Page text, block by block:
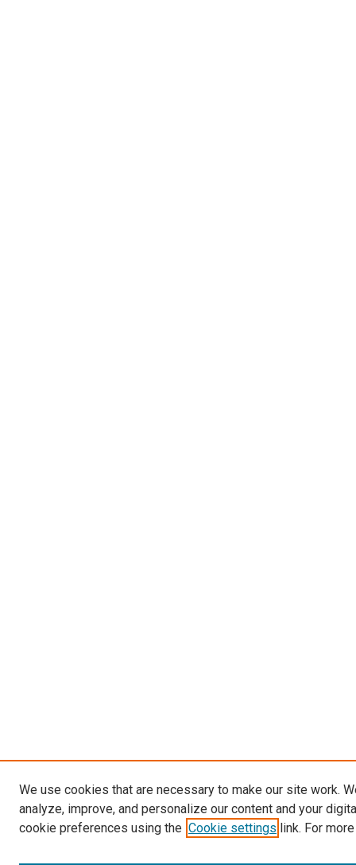
We use cookies that are necessary to make our site work.
analyze, improve, and personalize our content and your
cookie preferences using the Cookie settings link. For